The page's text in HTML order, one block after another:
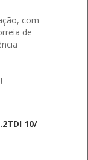
com
de
10/